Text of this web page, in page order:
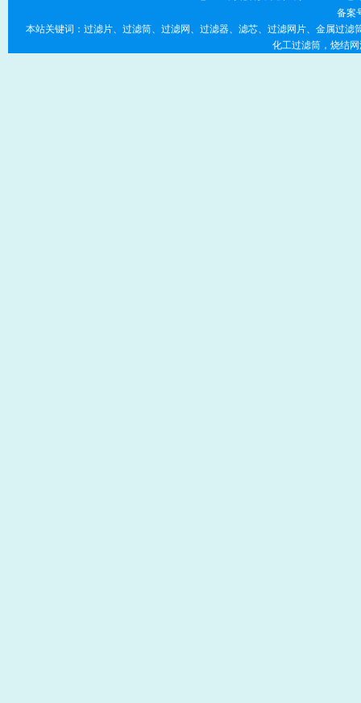
备案
本站关键词：过滤片、过滤筒、过滤网、过滤器、滤芯、过滤网片、金属过
化工过滤筒，烧结